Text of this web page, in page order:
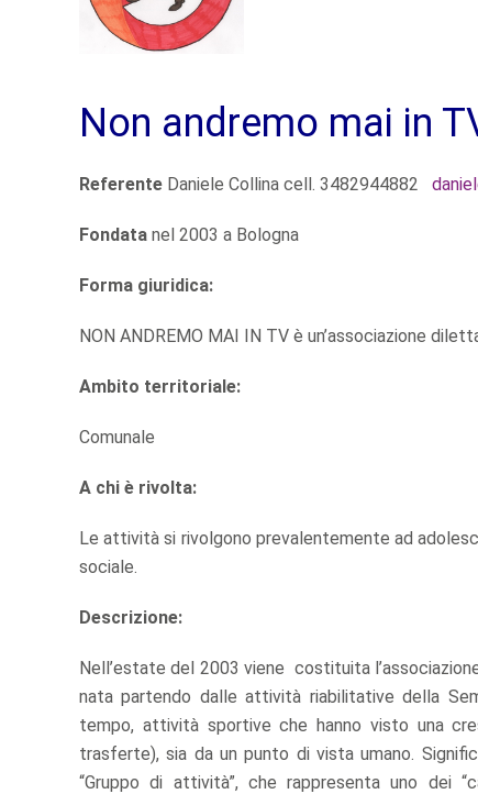
Non andremo mai in
Referente Daniele Collina cell. 3482944882
Fondata nel 2003 a Bologna
Forma giuridica:
NON ANDREMO MAI IN TV è un’associazione
Ambito territoriale:
Comunale
A chi è rivolta:
Le attività si rivolgono prevalentemente ad
sociale.
Descrizione:
Nell’estate del 2003 viene costituita
nata partendo dalle attività riabilitative della
tempo, attività sportive che hanno visto una
trasferte), sia da un punto di vista umano.
“Gruppo di attività”, che rappresenta uno dei